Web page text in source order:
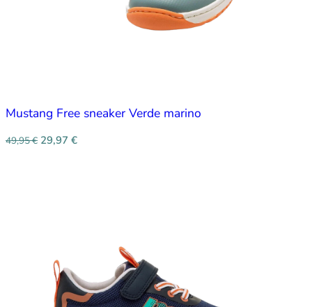
Mustang Free sneaker Verde marino
49,95€ 29,97 €